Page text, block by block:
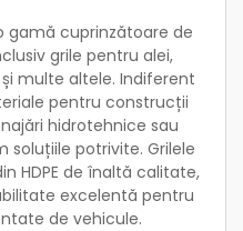
gamă cuprinzătoare de
grile pentru alei,
multe altele. Indiferent
pentru construcții
hidrotehnice sau
soluțiile potrivite. Grilele
HDPE de înaltă calitate,
excelentă pentru
de vehicule.